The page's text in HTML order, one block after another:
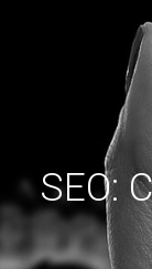
SEO: